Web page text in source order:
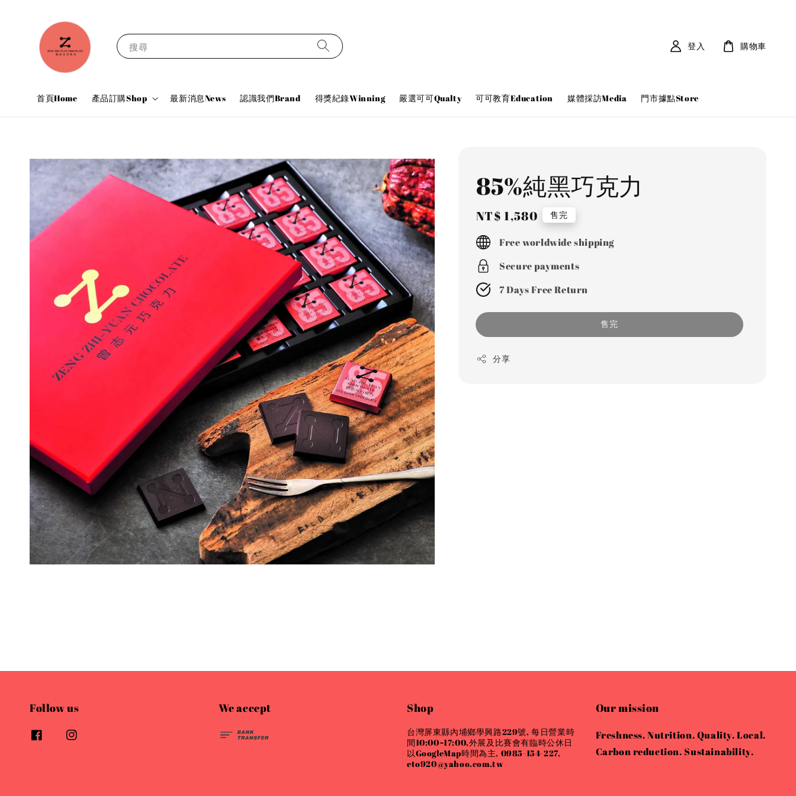
搜尋
首頁Home 產品訂購Shop 最新消息News 認識我們Brand 得獎紀錄Winning 嚴選可可Qualty 可可教育Education 媒體採訪Media 門市據點Store
登入 購物車
85%純黑巧克力
Regular
price
NT$ 1,580 售完
Free worldwide shipping
Secure payments
7 Days Free Return
售完
分享
Follow us We accept Shop
台灣屏東縣內埔鄉學興路229號, 每日營業時
間10:00~17:00,外展及比賽會有臨時公休日
以GoogleMap時間為主, 0985-154-227,
eto920@yahoo.com.tw
Our mission
Freshness. Nutrition. Quality. Local.
Carbon reduction. Sustainability.